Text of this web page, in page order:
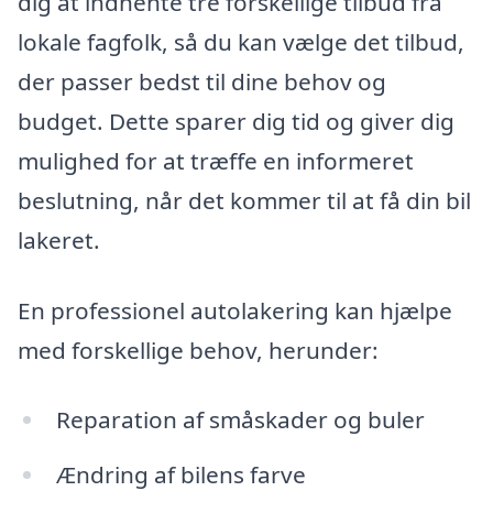
lokale fagfolk, så du kan vælge det tilbud,
der passer bedst til dine behov og
budget. Dette sparer dig tid og giver dig
mulighed for at træffe en informeret
beslutning, når det kommer til at få din bil
lakeret.
En professionel autolakering kan hjælpe
med forskellige behov, herunder:
Reparation af småskader og buler
Ændring af bilens farve